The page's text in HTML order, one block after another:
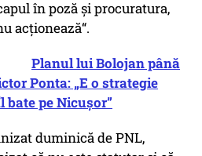
în poză și procuratura,
acționează“.
- Planul lui Bolojan până
Ponta: „E o strategie
bate pe Nicușor”
duminică de PNL,